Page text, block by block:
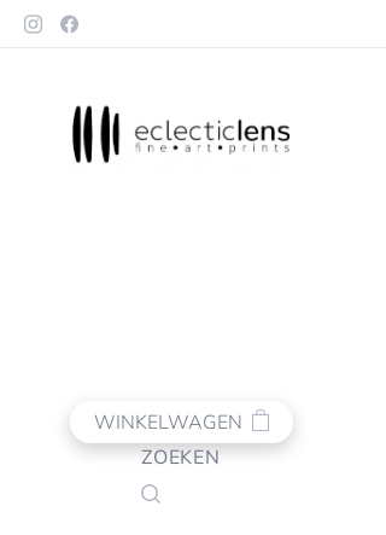
WINKELWAGEN
ZOEKEN